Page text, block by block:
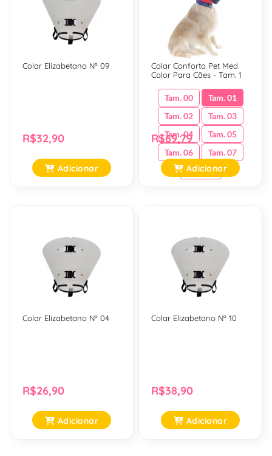
Colar Elizabetano Nº 09
R$32,90
Adicionar
Colar Conforto Pet Med
Color Para Cães - Tam. 1
Tam. 00
Tam. 01
Tam. 02
Tam. 03
Tam. 04
Tam. 05
Tam. 06
Tam. 07
Tam. 08
R$69,79
Adicionar
Colar Elizabetano Nº 04
R$26,90
Adicionar
Colar Elizabetano Nº 10
R$38,90
Adicionar